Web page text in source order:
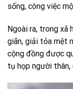
sống, công việc
Ngoài ra, trong xã
giãn, giải tỏa mệt
cộng đồng được
tụ họp người thân,